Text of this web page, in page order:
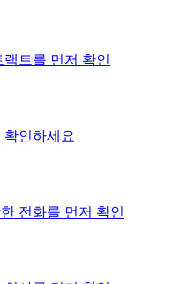
트를 먼저 확인
확인하세요
전화를 먼저 확인